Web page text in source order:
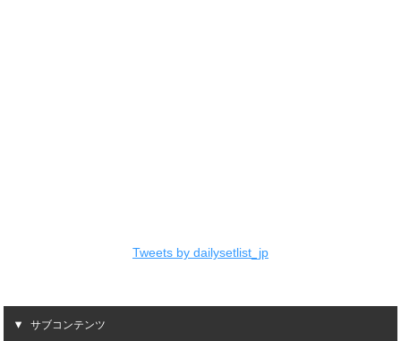
Tweets by dailysetlist_jp
サブコンテンツ